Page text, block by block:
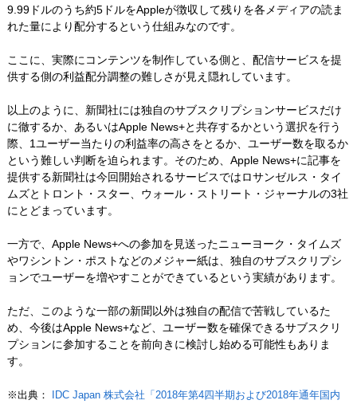
9.99ドルのうち約5ドルをAppleが徴収して残りを各メディアの読ま
れた量により配分するという仕組みなのです。
ここに、実際にコンテンツを制作している側と、配信サービスを提
供する側の利益配分調整の難しさが見え隠れしています。
以上のように、新聞社には独自のサブスクリプションサービスだけ
に徹するか、あるいはApple News+と共存するかという選択を行う
際、1ユーザー当たりの利益率の高さをとるか、ユーザー数を取るか
という難しい判断を迫られます。そのため、Apple News+に記事を
提供する新聞社は今回開始されるサービスではロサンゼルス・タイ
ムズとトロント・スター、ウォール・ストリート・ジャーナルの3社
にとどまっています。
一方で、Apple News+への参加を見送ったニューヨーク・タイムズ
やワシントン・ポストなどのメジャー紙は、独自のサブスクリプシ
ョンでユーザーを増やすことができているという実績があります。
ただ、このような一部の新聞以外は独自の配信で苦戦しているた
め、今後はApple News+など、ユーザー数を確保できるサブスクリ
プションに参加することを前向きに検討し始める可能性もありま
す。
※出典：
IDC Japan 株式会社「2018年第4四半期および2018年通年国内